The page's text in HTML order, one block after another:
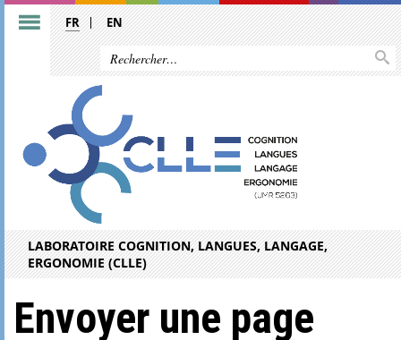
FR EN
LABORATOIRE COGNITION, LANGUES, LANGAGE,
ERGONOMIE (CLLE)
Envoyer une page